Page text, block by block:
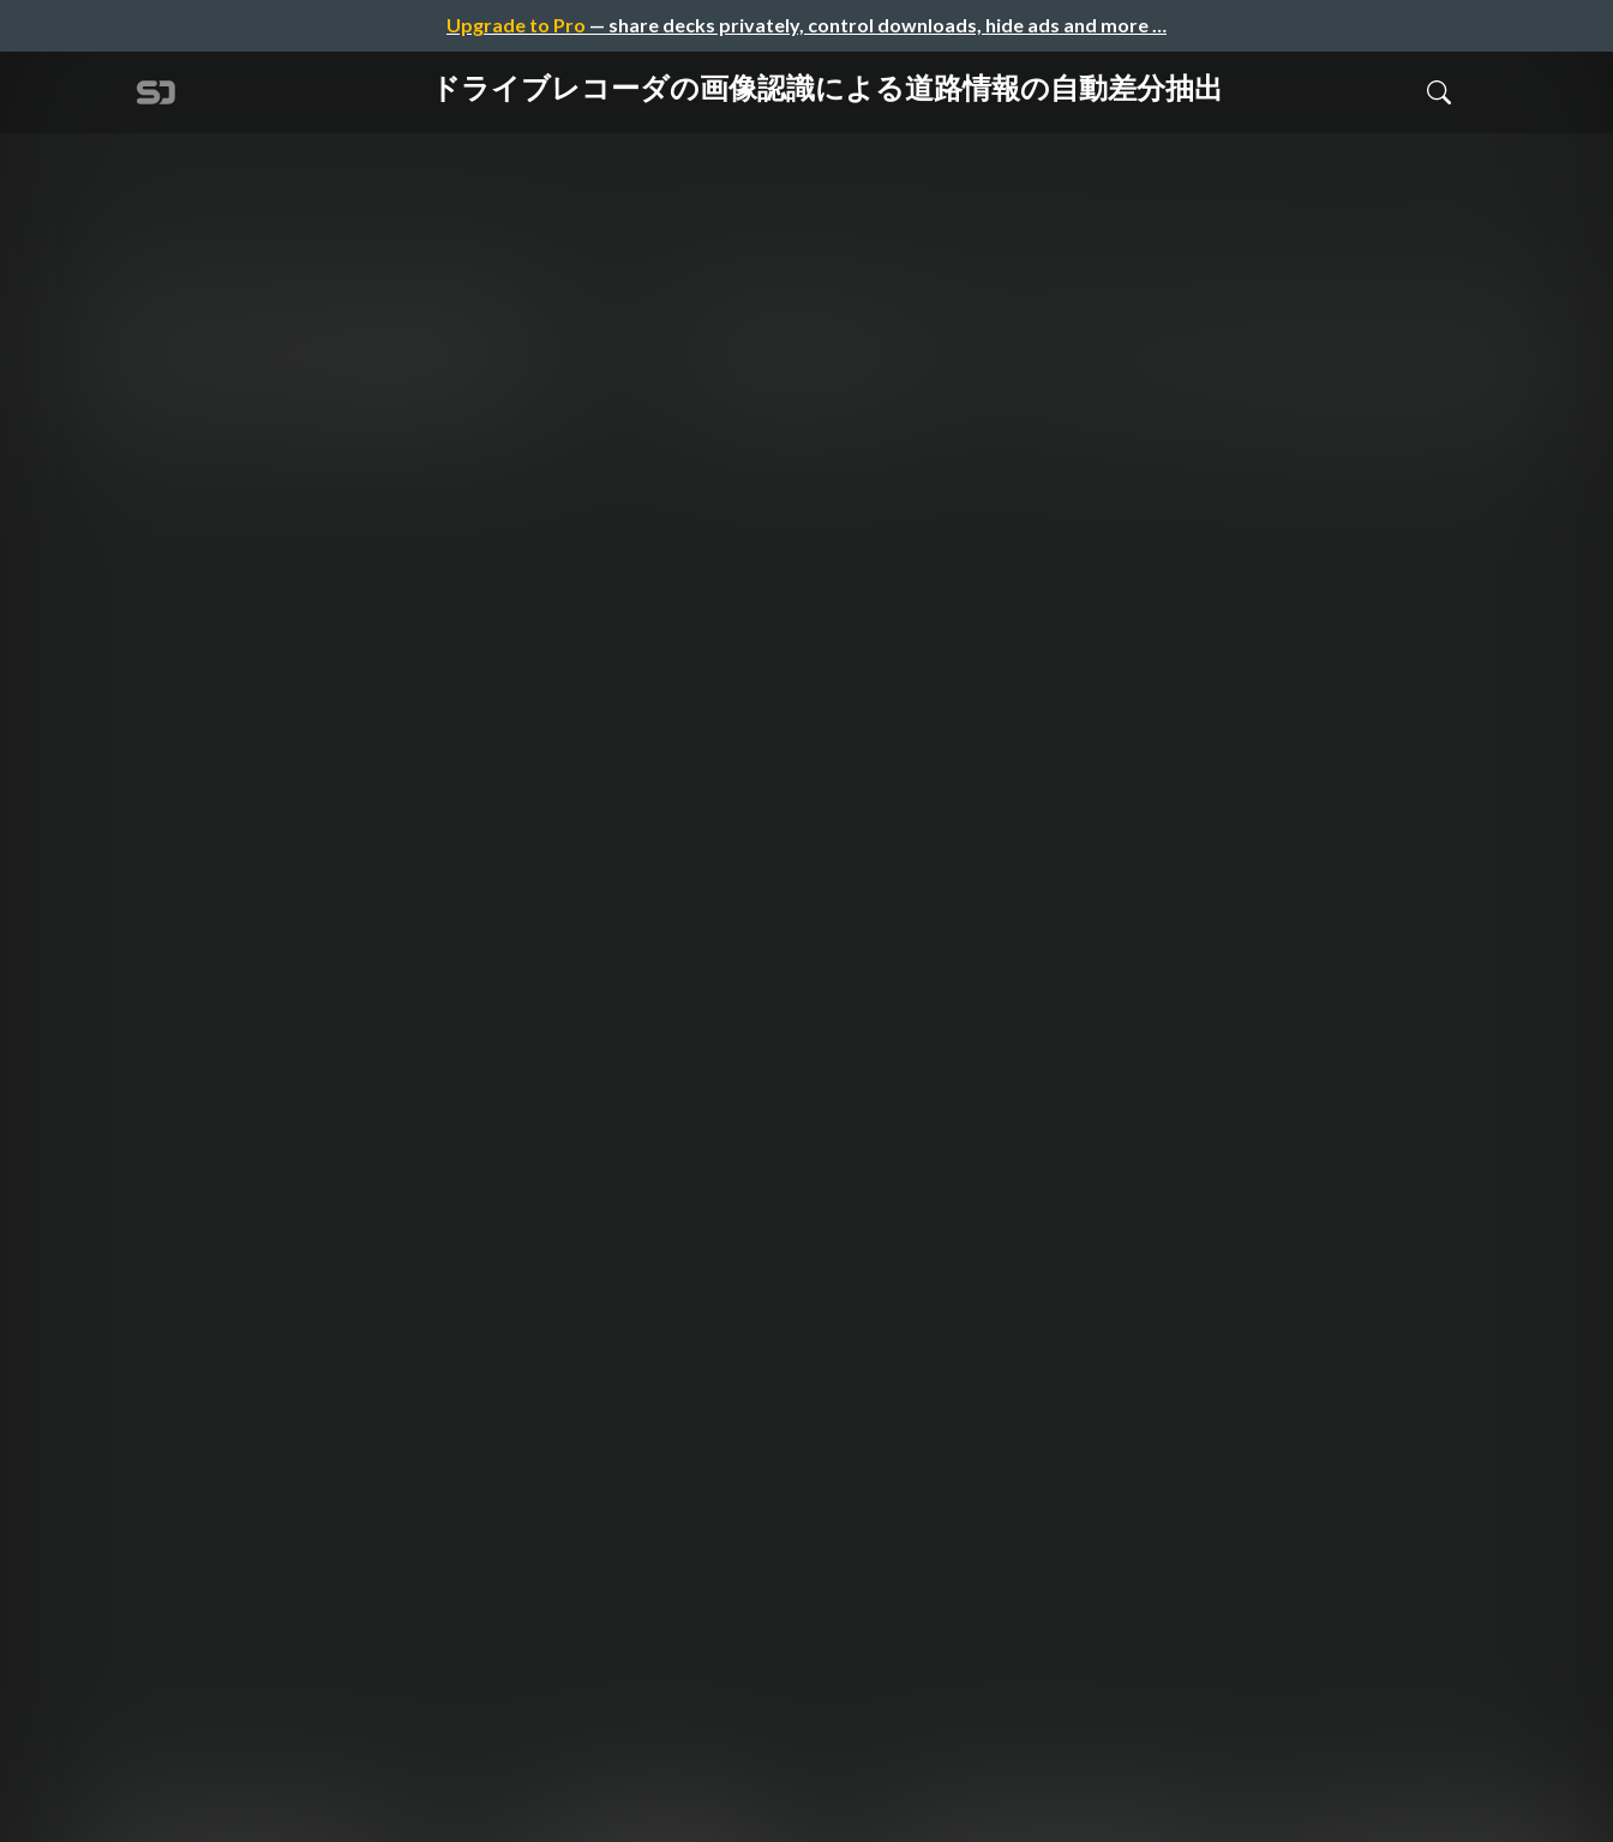
Upgrade to Pro — share decks privately, control downloads, hide ads and more …
ドライブレコーダの画像認識による道路情報の自動差分抽出